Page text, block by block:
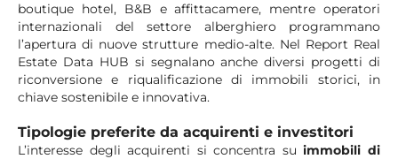
boutique hotel, B&B e affittacamere, mentre operatori
internazionali del settore alberghiero programmano
l’apertura di nuove strutture medio-alte. Nel Report Real
Estate Data HUB si segnalano anche diversi progetti di
riconversione e riqualificazione di immobili storici, in
chiave sostenibile e innovativa.
Tipologie preferite da acquirenti e investitori
L’interesse degli acquirenti si concentra suimmobili di